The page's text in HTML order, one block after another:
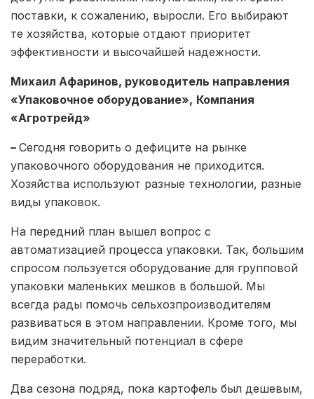
поставки, к сожалению, выросли. Его выбирают
те хозяйства, которые отдают приоритет
эффективности и высочайшей надежности.
Михаил Афаринов, руководитель направления
«Упаковочное оборудование», Компания
«Агротрейд»
– Сегодня говорить о дефиците на рынке
упаковочного оборудования не приходится.
Хозяйства используют разные технологии, разные
виды упаковок.
На передний план вышел вопрос с
автоматизацией процесса упаковки. Так, большим
спросом пользуется оборудование для групповой
упаковки маленьких мешков в большой. Мы
всегда рады помочь сельхозпроизводителям
развиваться в этом направлении. Кроме того, мы
видим значительный потенциал в сфере
переработки.
Два сезона подряд, пока картофель был дешевым,